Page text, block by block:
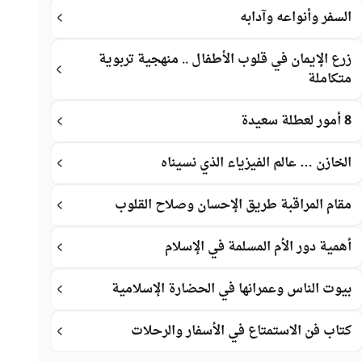
السفر وأنواعه وآدابه
زرع الإيمان في قلوب الأطفال .. منهجية تربوية
متكاملة
8 أمور لعطلة سعيدة
الخازن … عالم الفيزياء الذي نسيناه
مقام المراقبة طريق الإحسان وصلاح القلوب
أهمية دور الأم المسلمة في الإسلام
بيوت الناس وعمرانها في الحضارة الإسلامية
كتاب فن الاستمتاع في الأسفار والرحلات